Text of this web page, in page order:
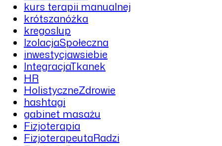
kurs terapii manualnej
krótszanóżka
kregoslup
IzolacjaSpołeczna
inwestycjawsiebie
IntegracjaTkanek
HR
HolistyczneZdrowie
hashtagi
gabinet masażu
Fizjoterapia
FizjoterapeutaRadzi